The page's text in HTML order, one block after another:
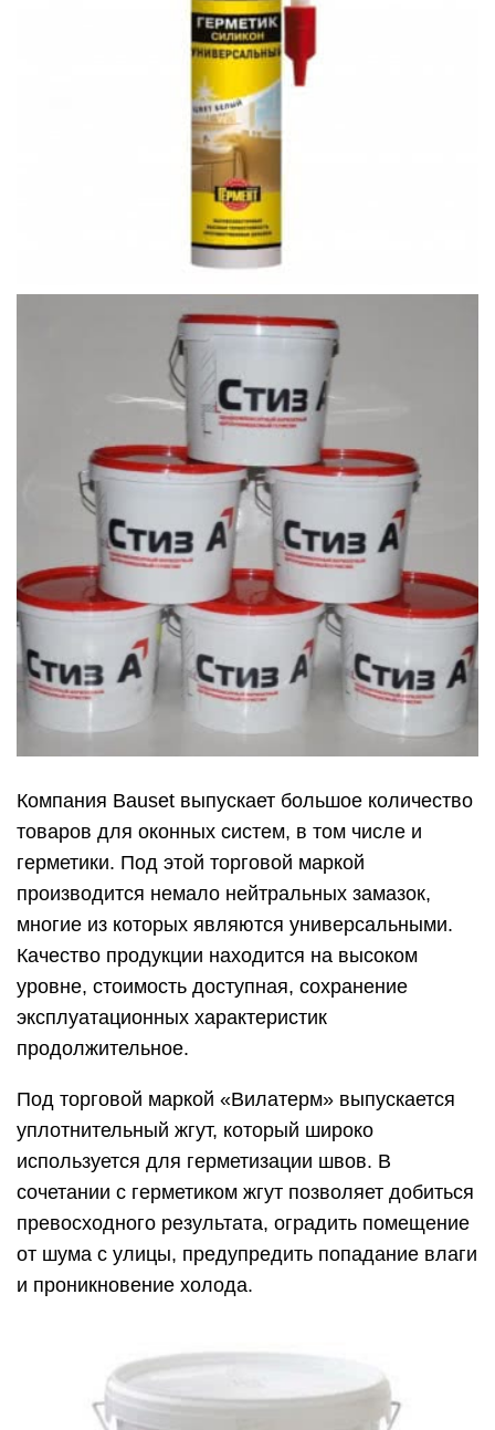
Компания Bauset выпускает большое количество
товаров для оконных систем, в том числе и
герметики. Под этой торговой маркой
производится немало нейтральных замазок,
многие из которых являются универсальными.
Качество продукции находится на высоком
уровне, стоимость доступная, сохранение
эксплуатационных характеристик
продолжительное.
Под торговой маркой «Вилатерм» выпускается
уплотнительный жгут, который широко
используется для герметизации швов. В
сочетании с герметиком жгут позволяет добиться
превосходного результата, оградить помещение
от шума с улицы, предупредить попадание влаги
и проникновение холода.